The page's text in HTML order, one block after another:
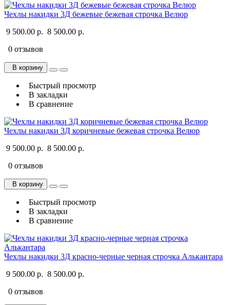
Чехлы накидки 3Д бежевые бежевая строчка Велюр
9 500.00 р. 8 500.00 р.
0 отзывов
В корзину
Быстрый просмотр
В закладки
В сравнение
Чехлы накидки 3Д коричневые бежевая строчка Велюр
9 500.00 р. 8 500.00 р.
0 отзывов
В корзину
Быстрый просмотр
В закладки
В сравнение
Чехлы накидки 3Д красно-черные черная строчка Алькантара
9 500.00 р. 8 500.00 р.
0 отзывов